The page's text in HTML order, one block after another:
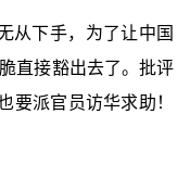
从下手，为了让中国
直接豁出去了。批评
要派官员访华求助！